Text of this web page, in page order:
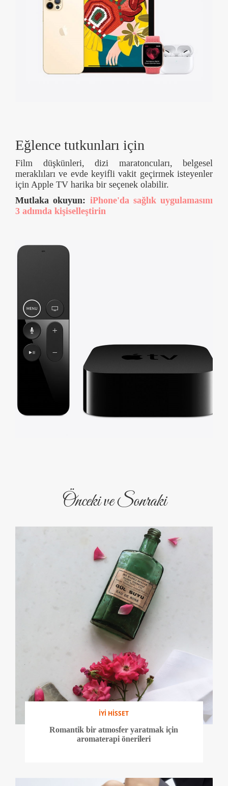
Eğlence tutkunları için
Film düşkünleri, dizi maratoncuları, belgesel
meraklıları ve evde keyifli vakit geçirmek isteyenler
için Apple TV harika bir seçenek olabilir.
Mutlaka okuyun: iPhone'da sağlık uygulamasını
3 adımda kişiselleştirin
Önceki ve Sonraki
İYİ HİSSET
Romantik bir atmosfer yaratmak için
aromaterapi önerileri